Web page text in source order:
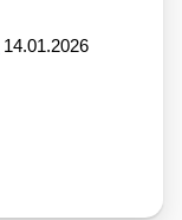
14.01.2026